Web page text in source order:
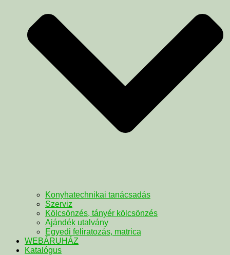
Konyhatechnikai tanácsadás
Szerviz
Kölcsönzés, tányér kölcsönzés
Ajándék utalvány
Egyedi feliratozás, matrica
WEBÁRUHÁZ
Katalógus